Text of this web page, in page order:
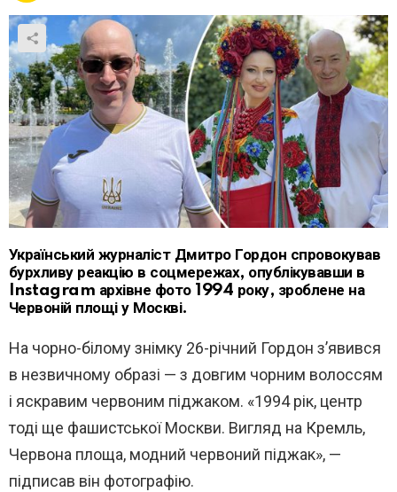
Український журналіст Дмитро Гордон спровокував
бурхливу реакцію в соцмережах, опублікувавши в
Instagram архівне фото 1994 року, зроблене на
Червоній площі у Москві.
На чорно-білому знімку 26-річний Гордон з’явився
в незвичному образі — з довгим чорним волоссям
і яскравим червоним піджаком. «1994 рік, центр
тоді ще фашистської Москви. Вигляд на Кремль,
Червона площа, модний червоний піджак», —
підписав він фотографію.